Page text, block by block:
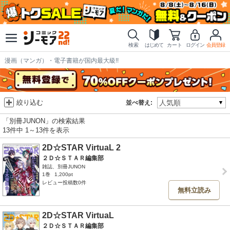
検索 はじめて カート ログイン 会員登録
漫画（マンガ）・電子書籍が国内最大級!!
並べ替え:
絞り込む
「別冊JUNON」の検索結果
13件中 1～13件を表示
2D☆STAR VirtuaL 2
２Ｄ☆ＳＴＡＲ編集部
雑誌、別冊JUNON
1巻
1,200pt
レビュー投稿数0件
無料立読み
2D☆STAR VirtuaL
２Ｄ☆ＳＴＡＲ編集部